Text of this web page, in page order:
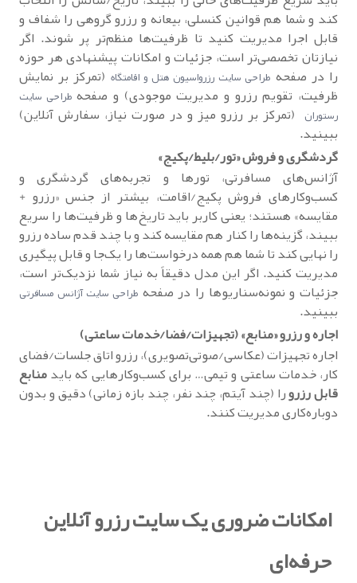
کند و شما هم قوانین کنسلی، بیعانه و رزرو گروهی را شفاف و
قابل اجرا مدیریت کنید تا ظرفیت‌ها منظم‌تر پر شوند. اگر
نیازتان تخصصی‌تر است، جزئیات و امکانات پیشنهادی هر حوزه
را در صفحه طراحی سایت رزرواسیون هتل و اقامتگاه (تمرکز بر نمایش
ظرفیت، تقویم رزرو و مدیریت موجودی) و صفحهطراحی سایت
رستوران (تمرکز بر رزرو میز و در صورت نیاز، سفارش آنلاین)
ببینید.
گردشگری و فروش «تور/بلیط/پکیج»
آژانس‌های مسافرتی، تورها و تجربه‌های گردشگری و
کسب‌وکارهای فروش پکیج/اقامت، بیشتر از جنس «رزرو +
مقایسه» هستند؛ یعنی کاربر باید تاریخ‌ها و ظرفیت‌ها را سریع
ببیند، گزینه‌ها را کنار هم مقایسه کند و با چند قدم ساده رزرو
را نهایی کند تا شما هم همه درخواست‌ها را یک‌جا و قابل پیگیری
مدیریت کنید. اگر این مدل دقیقاً به نیاز شما نزدیک‌تر است،
جزئیات و نمونه‌سناریوها را در صفحه طراحی سایت آژانس مسافرتی
ببینید.
اجاره و رزرو «منابع» (تجهیزات/فضا/خدمات ساعتی)
اجاره تجهیزات (عکاسی/صوتی‌تصویری)، رزرو اتاق جلسات/فضای
کار، خدمات ساعتی و تیمی… برای کسب‌وکارهایی که بایدمنابع
قابل رزرورا (چند آیتم، چند نفر، چند بازه زمانی) دقیق و بدون
دوباره‌کاری مدیریت کنند.
امکانات ضروری یک سایت رزرو آنلاین
حرفه‌ای